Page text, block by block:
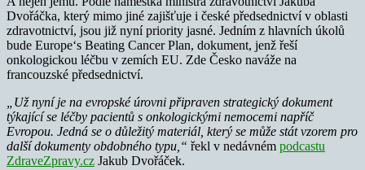
Dvořáčka, který mimo jiné zajišťuje i české předsednictví v oblasti
zdravotnictví, jsou již nyní priority jasné. Jedním z hlavních úkolů
bude Europe‘s Beating Cancer Plan, dokument, jenž řeší
onkologickou léčbu v zemích EU. Zde Česko naváže na
francouzské předsednictví.
„Už nyní je na evropské úrovni připraven strategický dokument
týkající se léčby pacientů s onkologickými nemocemi napříč
Evropou. Jedná se o důležitý materiál, který se může stát vzorem pro
další dokumenty obdobného typu,“ řekl v nedávném podcastu
ZdraveZpravy.cz Jakub Dvořáček.